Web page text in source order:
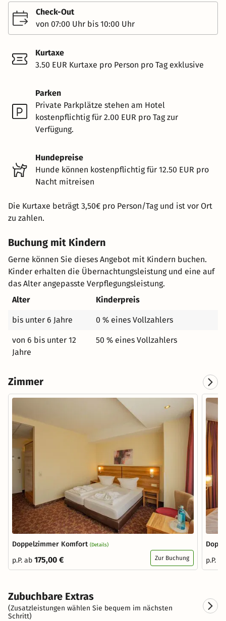
Check-Out
von 07:00 Uhr bis 10:00 Uhr
Kurtaxe
3.50 EUR Kurtaxe pro Person pro Tag exklusive
Parken
Private Parkplätze stehen am Hotel
kostenpflichtig für 2.00 EUR pro Tag zur
Verfügung.
Hundepreise
Hunde können kostenpflichtig für 12.50 EUR pro
Nacht mitreisen
Die Kurtaxe beträgt 3,50€ pro Person/Tag und ist vor Ort
zu zahlen.
Buchung mit Kindern
Gerne können Sie dieses Angebot mit Kindern buchen.
Kinder erhalten die Übernachtungsleistung und eine auf
das Alter angepasste Verpflegungsleistung.
Alter
Kinderpreis
bis unter 6 Jahre 0 % eines Vollzahlers
von 6 bis unter 12
Jahre
50 % eines Vollzahlers
Zimmer
Doppelzimmer Komfort (Details)
p.P. ab 175,00 € Zur Buchung
p.P.
Zubuchbare Extras
(Zusatzleistungen wählen Sie bequem im nächsten
Schritt)